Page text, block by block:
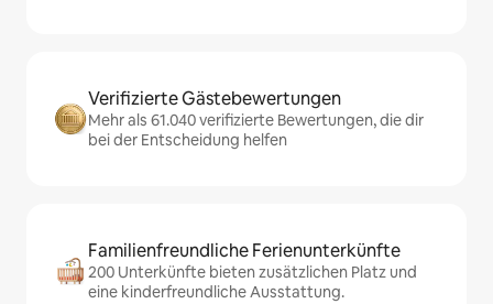
Verifizierte Gästebewertungen
Mehr als 61.040 verifizierte Bewertungen, die dir
bei der Entscheidung helfen
Familienfreundliche Ferienunterkünfte
200 Unterkünfte bieten zusätzlichen Platz und
eine kinderfreundliche Ausstattung.